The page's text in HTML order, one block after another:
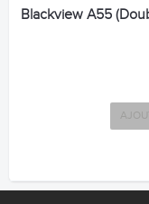
Blackview A55